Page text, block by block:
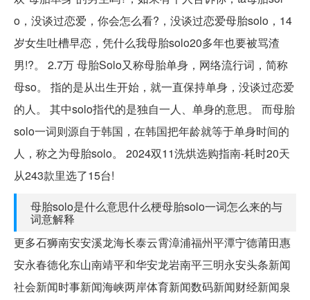
o，没谈过恋爱，你会怎么看?，没谈过恋爱母胎solo，14
岁女生吐槽早恋，凭什么我母胎solo20多年也要被骂渣
男!?。 2.7万 母胎Solo又称母胎单身，网络流行词，简称
母so。 指的是从出生开始，就一直保持单身，没谈过恋爱
的人。 其中solo指代的是独自一人、单身的意思。 而母胎
solo一词则源自于韩国，在韩国把年龄就等于单身时间的
人，称之为母胎solo。 2024双11洗烘选购指南-耗时20天
从243款里选了15台!
母胎solo是什么意思什么梗母胎solo一词怎么来的与
词意解释
更多石狮南安安溪龙海长泰云霄漳浦福州平潭宁德莆田惠
安永春德化东山南靖平和华安龙岩南平三明永安头条新闻
社会新闻时事新闻海峡两岸体育新闻数码新闻财经新闻泉